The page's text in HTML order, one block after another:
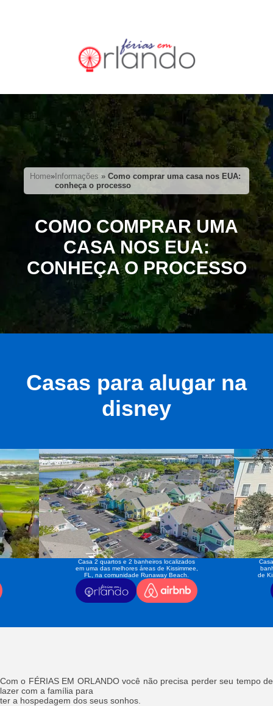
Home» Informações »Como comprar uma casa nos EUA:
conheça o processo
COMO COMPRAR UMA
CASA NOS EUA:
CONHEÇA O PROCESSO
Casas para alugar na
disney
Casa 2 quartos e 2 banheiros localizados
em uma das melhores áreas de Kissimmee,
FL, na comunidade Runaway Beach.
de
Com o FÉRIAS EM ORLANDO você não precisa perder seu tempo de
lazer com a família para
ter a hospedagem dos seus sonhos.